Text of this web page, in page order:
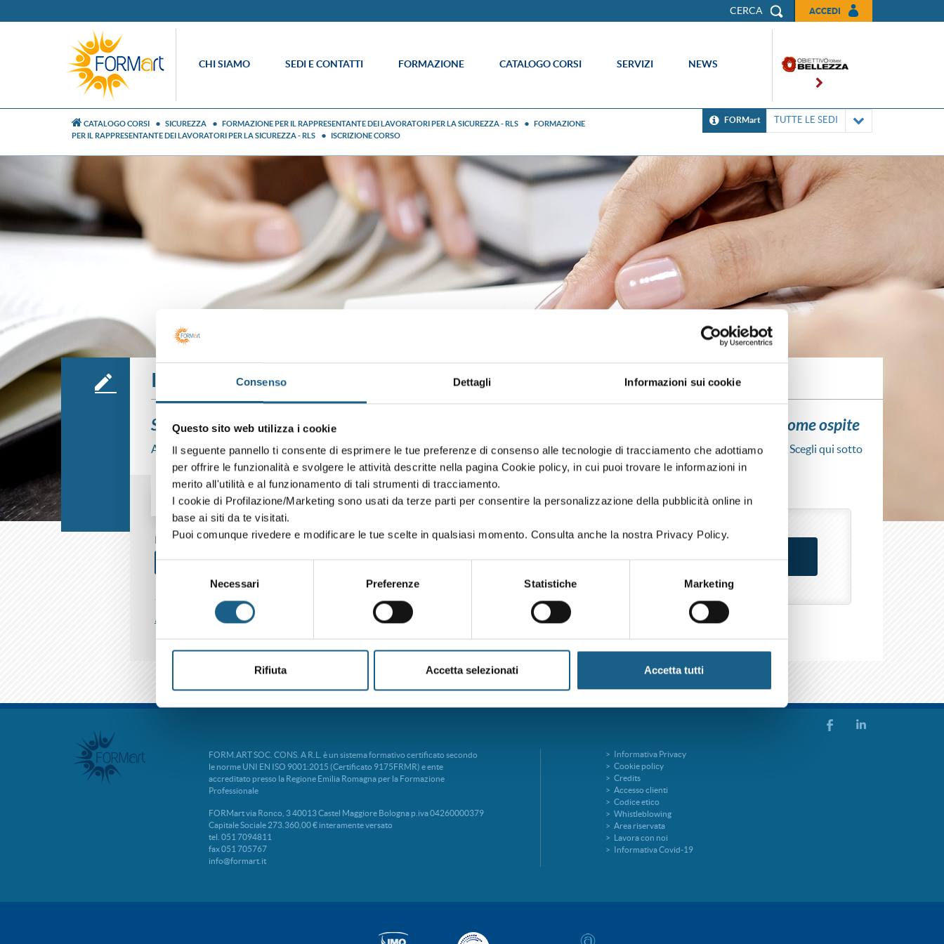
Consenso Dettagli Informazioni sui cookie
Questo sito web utilizza i cookie
Il seguente pannello ti consente di esprimere le tue preferenze di consenso alle tecnologie di tracciamento che adottiamo
per offrire le funzionalità e svolgere le attività descritte nella pagina Cookie policy, in cui puoi trovare le informazioni in
merito all'utilità e al funzionamento di tali strumenti di tracciamento.
I cookie di Profilazione/Marketing sono usati da terze parti per consentire la personalizzazione della pubblicità online in
base ai siti da te visitati.
Puoi comunque rivedere e modificare le tue scelte in qualsiasi momento. Consulta anche la nostra Privacy Policy.
Necessari Preferenze Statistiche Marketing
Rifiuta Accetta selezionati Accetta tutti
ACCEDI
CERCA
CHI SIAMO SEDI E CONTATTI FORMAZIONE CATALOGO CORSI SERVIZI NEWS
FORMart TUTTE LE SEDI
CATALOGO CORSI SICUREZZA FORMAZIONE PER IL RAPPRESENTANTE DEI LAVORATORI PER LA SICUREZZA - RLS
FORMAZIONE
PER IL RAPPRESENTANTE DEI LAVORATORI PER LA SICUREZZA - RLS
ISCRIZIONE CORSO
Iscrizione
Sei già cliente?
Accedi con le credenziali che hai già creato in fase di iscrizione:
AZIENDA PRIVATO
P. IVA PASSWORD (minimo 8 caratteri)
Oppure prosegui l'iscrizione al corso come ospite
Puoi proseguire l'iscrizione al corso senza fare login. Scegli qui sotto
se iscriverti al corso come azienda o come privato.
FORM.ART SOC. CONS. A R.L. è un sistema formativo certificato secondo
le norme UNI EN ISO 9001:2015 (Certificato 9175FRMR) e ente
accreditato presso la Regione Emilia Romagna per la Formazione
Professionale
FORMart via Ronco, 3 40013 Castel Maggiore Bologna p.iva 04260000379
Capitale Sociale 273.360,00 € interamente versato
tel. 051 7094811
fax 051 705767
info@formart.it
Informativa Privacy
Cookie policy
Credits
Accesso clienti
Codice etico
Whistleblowing
Area riservata
Lavora con noi
Informativa Covid-19